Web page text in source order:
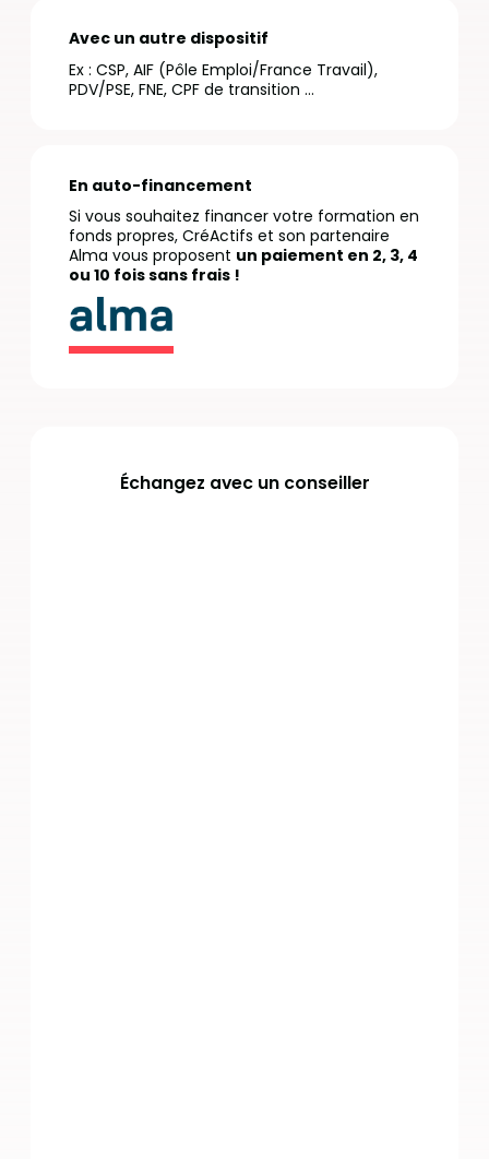
Avec un autre dispositif
Ex : CSP, AIF (Pôle Emploi/France Travail),
PDV/PSE, FNE, CPF de transition …
En auto-financement
Si vous souhaitez financer votre formation en
fonds propres, CréActifs et son partenaire
Alma vous proposent un paiement en 2, 3, 4
ou 10 fois sans frais !
Échangez avec un conseiller